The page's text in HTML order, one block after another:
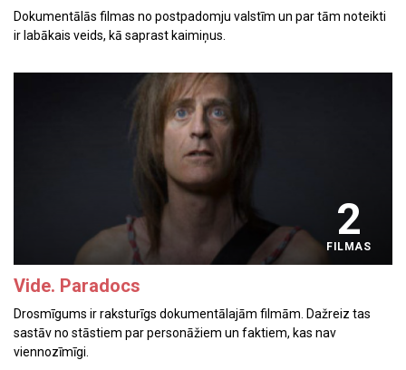
Dokumentālās filmas no postpadomju valstīm un par tām noteikti
ir labākais veids, kā saprast kaimiņus.
2
FILMAS
Vide. Paradocs
Drosmīgums ir raksturīgs dokumentālajām filmām. Dažreiz tas
sastāv no stāstiem par personāžiem un faktiem, kas nav
viennozīmīgi.